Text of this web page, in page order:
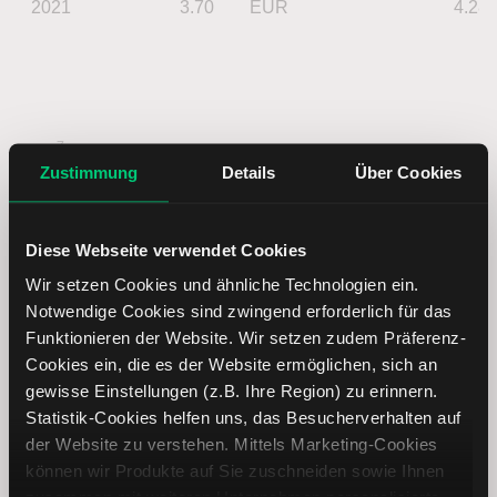
Zustimmung Details Über Cookies
Diese Webseite verwendet Cookies
Wir setzen Cookies und ähnliche Technologien ein.
Notwendige Cookies sind zwingend erforderlich für das
Funktionieren der Website. Wir setzen zudem Präferenz-
Cookies ein, die es der Website ermöglichen, sich an
gewisse Einstellungen (z.B. Ihre Region) zu erinnern.
Statistik-Cookies helfen uns, das Besucherverhalten auf
der Website zu verstehen. Mittels Marketing-Cookies
können wir Produkte auf Sie zuschneiden sowie Ihnen
2021 3.70 EUR 4.28